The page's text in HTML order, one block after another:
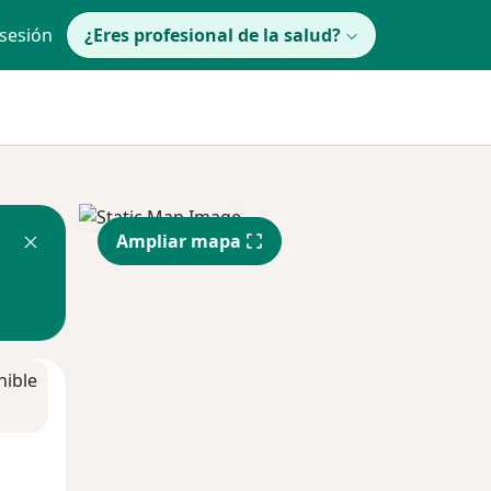
¿Eres profesional de la salud?
Ampliar mapa